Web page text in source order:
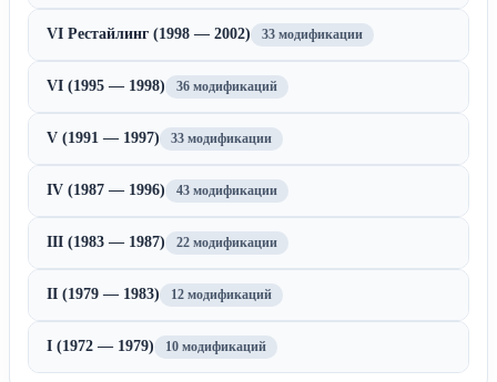
VI Рестайлинг (1998 — 2002) 33 модификации
VI (1995 — 1998) 36 модификаций
V (1991 — 1997) 33 модификации
IV (1987 — 1996) 43 модификации
III (1983 — 1987) 22 модификации
II (1979 — 1983) 12 модификаций
I (1972 — 1979) 10 модификаций